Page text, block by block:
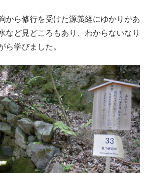
から修行を受けた源義経にゆかりがあ
など見どころもあり、わからないなり
ら学びました。